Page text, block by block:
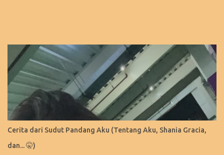
Cerita dari Sudut Pandang Aku (Tentang Aku, Shania Gracia,
dan... 🤫)